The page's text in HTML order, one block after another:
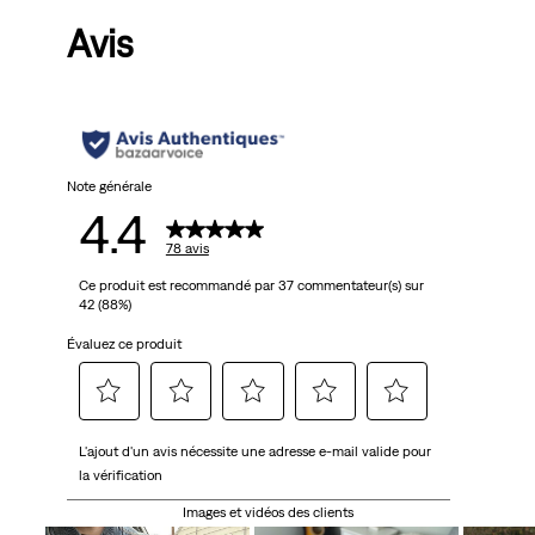
avis
Avis
Note générale
4.4 78 avis
Ce produit est recommandé par 37 commentateur(s) sur
42 (88%)
Évaluez ce produit
pour
attribuer
pour
attribuer
2 étoiles
pour
3 étoiles
pour
4 étoiles
pour
L'ajout d'un avis nécessite une adresse e-mail valide pour
la vérification
Images et vidéos des clients